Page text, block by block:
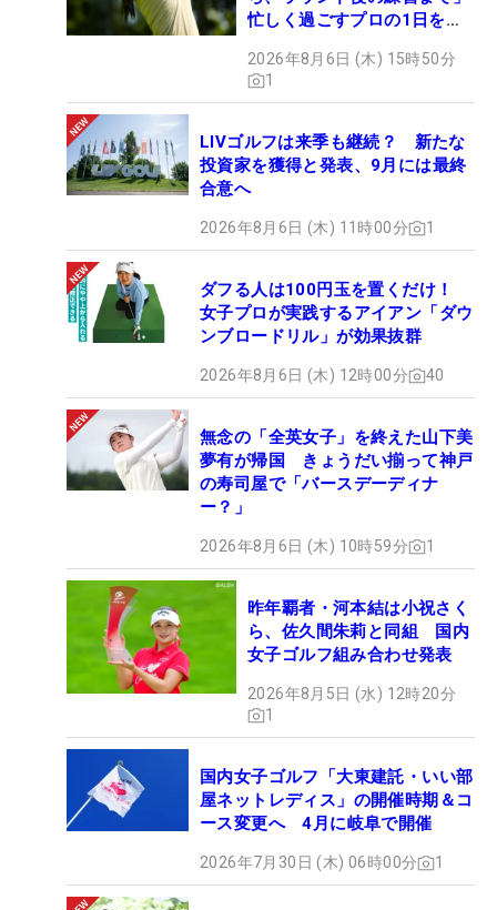
忙しく過ごすプロの1日を公
2026年8月6日 (木) 15時50分
1
LIVゴルフは来季も継続？ 新たな
投資家を獲得と発表、9月には最終
合意へ
2026年8月6日 (木) 11時00分 1
ダフる人は100円玉を置くだけ！
女子プロが実践するアイアン「ダウ
ンブロードリル」が効果抜群
2026年8月6日 (木) 12時00分 40
無念の「全英女子」を終えた山下美
夢有が帰国 きょうだい揃って神戸
の寿司屋で「バースデーディナ
ー？」
2026年8月6日 (木) 10時59分 1
昨年覇者・河本結は小祝さく
ら、佐久間朱莉と同組 国内
女子ゴルフ組み合わせ発表
2026年8月5日 (水) 12時20分
1
国内女子ゴルフ「大東建託・いい部
屋ネットレディス」の開催時期＆コ
ース変更へ 4月に岐阜で開催
2026年7月30日 (木) 06時00分 1